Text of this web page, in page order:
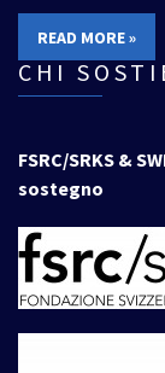
READ MORE »
CHI
FSRC/SRKS &
sostegno